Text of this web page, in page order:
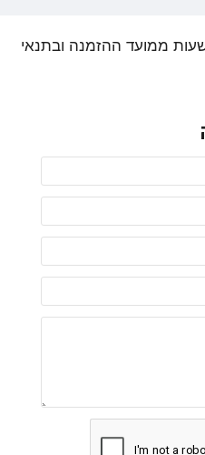
הזמנה אפשרי תוך 24 שעות ממועד ההזמנה ובתנאי